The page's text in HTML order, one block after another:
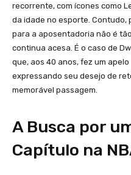
recorrente, com ícones como
da idade no esporte.
para a aposentadoria não é
continua acesa. É o caso de
que, aos 40 anos, fez um
expressando seu desejo de
memorável passagem.
A Busca por
Capítulo na